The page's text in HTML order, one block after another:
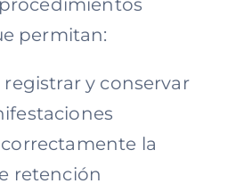
permitan:
registrar y conservar
la
retención